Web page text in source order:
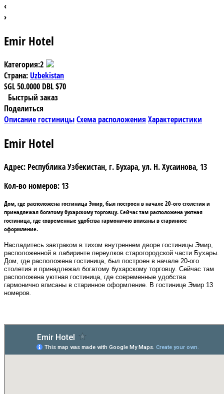
‹
›
Emir Hotel
Категория:2
Страна: Uzbekistan
SGL50.0000 DBL$70
Быстрый заказ
Поделиться
Описание гостиницыСхема расположения Характеристики
Emir Hotel
Адрес: Республика Узбекистан, г. Бухара, ул. Н. Хусаинова, 13
Кол-во номеров: 13
Дом, где расположена гостиница Эмир, был построен в начале 20-ого столетия и
принадлежал богатому бухарскому торговцу. Сейчас там расположена уютная
гостиница, где современные удобства гармонично вписаны в старинное
оформление.
Насладитесь завтраком в тихом внутреннем дворе гостиницы Эмир,
расположенной в лабиринте переулков старогородской части Бухары.
Дом, где расположена гостиница, был построен в начале 20-ого
столетия и принадлежал богатому бухарскому торговцу. Сейчас там
расположена уютная гостиница, где современные удобства
гармонично вписаны в старинное оформление. В гостинице Эмир 13
номеров.